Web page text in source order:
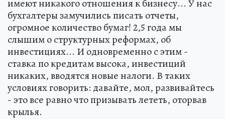
имеют никакого отношения к бизнесу... У нас
бухгалтеры замучились писать отчеты,
огромное количество бумаг! 2,5 года мы
слышим о структурных реформах, об
инвестициях... И одновременно с этим -
ставка по кредитам высока, инвестиций
никаких, вводятся новые налоги. В таких
условиях говорить: давайте, мол, развивайтесь
- это все равно что призывать лететь, оторвав
крылья.